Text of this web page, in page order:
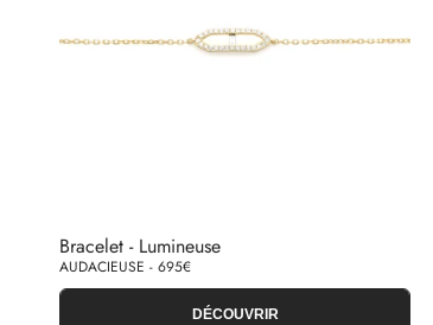
Bracelet - Lumineuse
AUDACIEUSE - 695€
DÉCOUVRIR